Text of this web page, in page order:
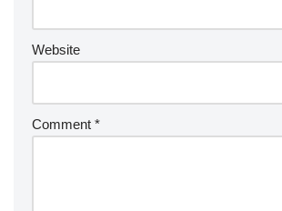
Website
Comment *